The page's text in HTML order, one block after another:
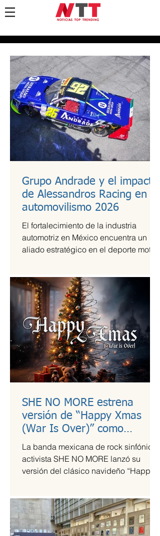
Grupo Andrade y el impacto
de Alessandros Racing en el
automovilismo 2026
El fortalecimiento de la industria
automotriz en México encuentra un
aliado estratégico en el deporte motor,
Alessandros Racing. En el marco de
su centenario, la organización utiliza la
alta competencia para validar su
capacidad técnica y operativa en las
pistas más exigentes del país durante
la temporada 2026.
SHE NO MORE estrena
versión de “Happy Xmas
(War Is Over)” como
llamado a la empatía en
tiempos de guerra
La banda mexicana de rock sinfónico
activista SHE NO MORE lanzó su
versión del clásico navideño “Happy
transforma el himno pacifista en un
arreglo metal sinfónico que mantiene
su esencia esperanzadora, pero con la